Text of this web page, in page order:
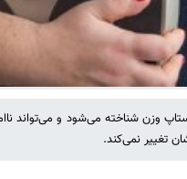
وزن شناخته می‌شود و می‌تواند
تغییر نمی‌کند.